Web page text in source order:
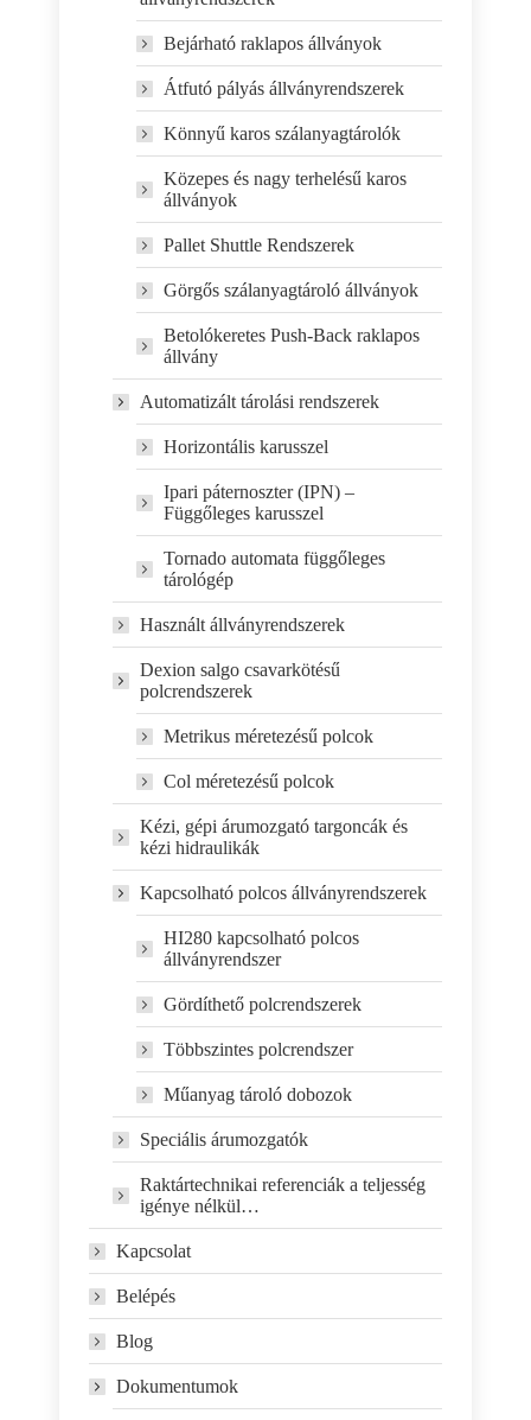
Bejárható raklapos állványok
Átfutó pályás állványrendszerek
Könnyű karos szálanyagtárolók
Közepes és nagy terhelésű karos
állványok
Pallet Shuttle Rendszerek
Görgős szálanyagtároló állványok
Betolókeretes Push-Back raklapos
állvány
Automatizált tárolási rendszerek
Horizontális karusszel
Ipari páternoszter (IPN) –
Függőleges karusszel
Tornado automata függőleges
tárológép
Használt állványrendszerek
Dexion salgo csavarkötésű
polcrendszerek
Metrikus méretezésű polcok
Col méretezésű polcok
Kézi, gépi árumozgató targoncák és
kézi hidraulikák
Kapcsolható polcos állványrendszerek
HI280 kapcsolható polcos
állványrendszer
Gördíthető polcrendszerek
Többszintes polcrendszer
Műanyag tároló dobozok
Speciális árumozgatók
Raktártechnikai referenciák a teljesség
igénye nélkül…
Kapcsolat
Belépés
Blog
Dokumentumok